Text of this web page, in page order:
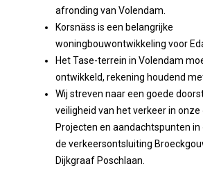
afronding van Volendam.
Korsnäss is een belangrijke
woningbouwontwikkeling voor
Het Tase-terrein in Volendam
ontwikkeld, rekening houdend
Wij streven naar een goede
veiligheid van het verkeer in onze
Projecten en aandachtspunten in
de verkeersontsluiting
Dijkgraaf Poschlaan.